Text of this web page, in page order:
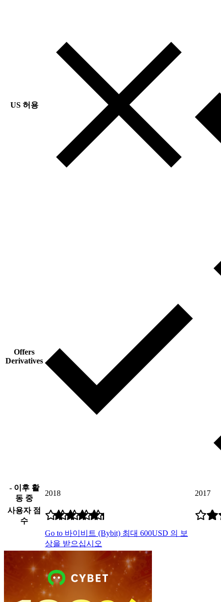
US 허용
Offers
Derivatives
- 이후 활
동 중
2018 2017
사용자 점
수
Go to 바이비트 (Bybit) 최대 600USD 의 보
상을 받으십시오